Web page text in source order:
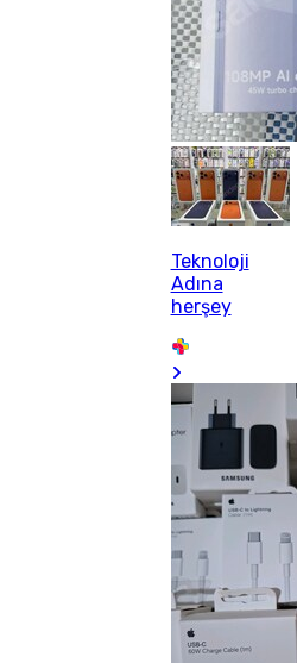
Teknoloji
Adına
herşey